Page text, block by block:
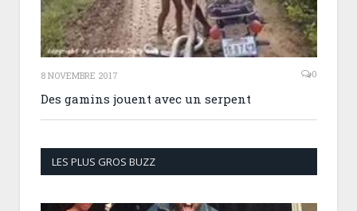
8 NOVEMBRE 2017 0
Des gamins jouent avec un serpent
LES PLUS GROS BUZZ